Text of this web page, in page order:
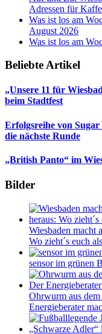
Adressen für
Was ist los am
August 2026
Was ist los am
Beliebte Artikel
„Unsere 11 für
beim Stadtfest
Erfolgsreihe von
die nächste Runde
„British Panto“ im
Bilder
Wiesbaden macht
Wo zieht´s euch
sensor im grünen
Ohrwurm aus
Energieberater